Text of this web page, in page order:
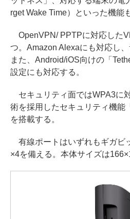
rget Wake Time）といった機能
OpenVPN/ PPTPに対応した
つ。Amazon Alexaにも対応し、
また、Android/iOS向けの「
設定にも対応する。
セキュリティ面ではWPA3に
術を採用したセキュリティ機能
を搭載する。
有線ポートはいずれもギガビ
×4を備える。本体サイズは